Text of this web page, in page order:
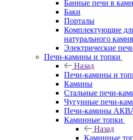
Банные печи в
Баки
Порталы
Комплектующие
натурального камня
Электрические
Печи-камины и топки
Назад
Печи-камины и
Камины
Стальные печи-
Чугунные печи-
Печи-камины
Каминные топки
Назад
Каминные